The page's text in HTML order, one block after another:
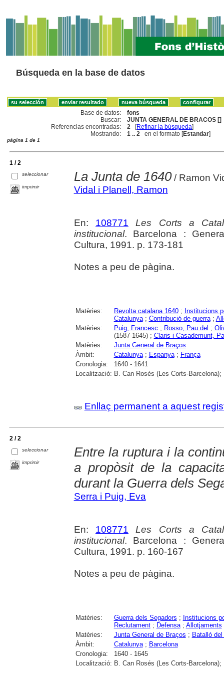
Búsqueda en la base de datos
Base de datos:
fons
Buscar:
JUNTA GENERAL DE BRACOS []
Referencias encontradas:
2 [Refinar la búsqueda]
Mostrando:
1 .. 2 en el formato [Estandar]
página 1 de 1
1 / 2
seleccionar
imprimir
La Junta de 1640/ Ramon
Vidal i Planell, Ramon
En: 108771
Les Corts a
institucional. Barcelona :
Cultura, 1991. p. 173-181
Notes a peu de pàgina.
Matèries: Revolta catalana 1640; Institucions
Catalunya; Contribució de guerra;
Matèries:
Puig, Francesc ; Rosso, Pau del ;
(1587-1645) ; Claris i Casademunt,
Matèries:
Junta General de Braços
Àmbit:
Catalunya; Espanya; França
Cronologia:
1640 - 1641
Localització: B. Can Rosés (Les Corts-
Enllaç permanent a aquest
2 / 2
seleccionar
imprimir
Entre la ruptura i la
a propòsit de la
durant la Guerra dels
Serra i Puig, Eva
En: 108771
Les Corts a
institucional. Barcelona :
Cultura, 1991. p. 160-167
Notes a peu de pàgina.
Matèries: Guerra dels Segadors ; Institucions
Reclutament; Defensa; Allotjaments
Matèries:
Junta General de Braços ; Batalló
Àmbit:
Catalunya; Barcelona
Cronologia:
1640 - 1645
Localització: B. Can Rosés (Les Corts-